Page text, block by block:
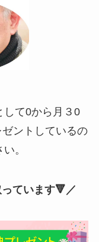
して0から月３0
ントしているの
。
ています🔻／